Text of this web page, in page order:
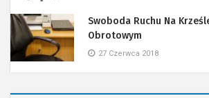
Swoboda Ruchu Na
Obrotowym
27 Czerwca 2018